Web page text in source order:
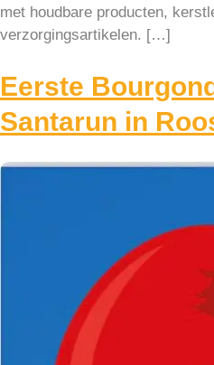
met houdbare producten,
verzorgingsartikelen. […]
Eerste
Santarun in